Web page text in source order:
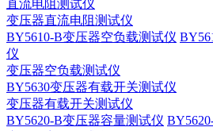
直流电阻测试仪
变压器直流电阻测试仪
BY5610-B变压器空负载测试仪
仪
变压器空负载测试仪
BY5630变压器有载开关测试仪
变压器有载开关测试仪
BY5620-B变压器容量测试仪